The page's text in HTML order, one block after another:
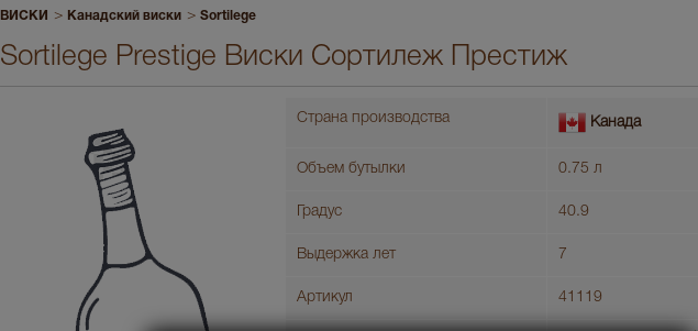
ВИСКИ > Канадский виски > Sortilege
Sortilege Prestige Виски Сортилеж Престиж
Страна производства Канада
Объем бутылки 0.75 л
Градус 40.9
Выдержка лет 7
Артикул 41119